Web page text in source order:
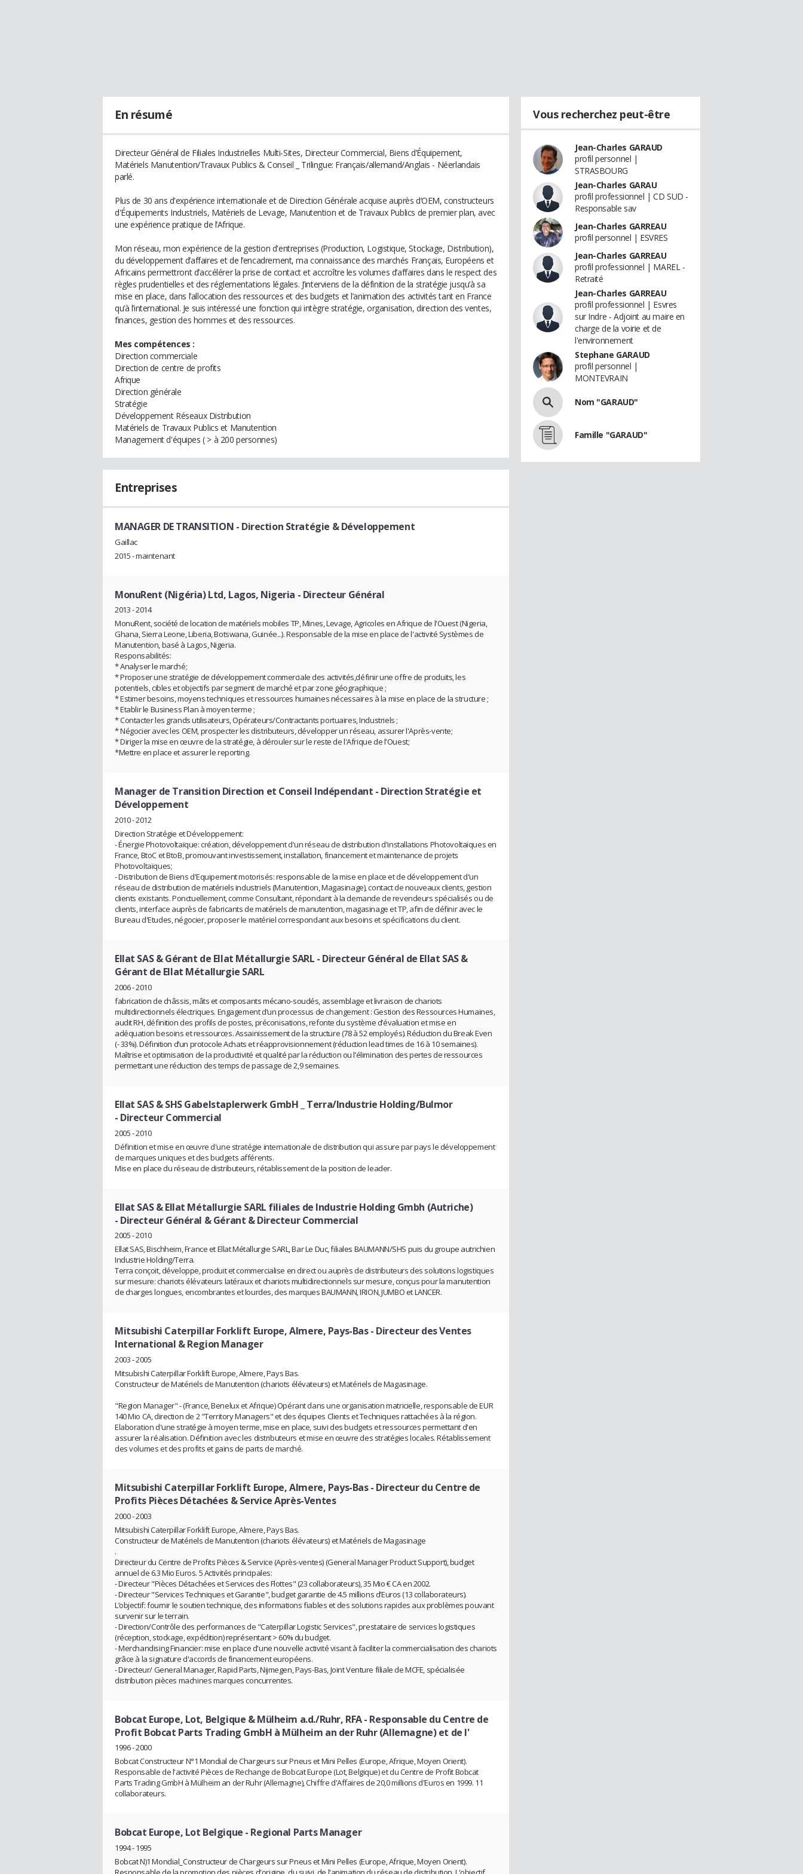
En résumé
Directeur Général de Filiales Industrielles Multi-Sites, Directeur Commercial, Biens d’Équipement,
Matériels Manutention/Travaux Publics & Conseil _ Trilingue: Français/allemand/Anglais - Néerlandais
parlé.
Plus de 30 ans d'expérience internationale et de Direction Générale acquise auprès d’OEM, constructeurs
d'Équipements Industriels, Matériels de Levage, Manutention et de Travaux Publics de premier plan, avec
une expérience pratique de l’Afrique.
Mon réseau, mon expérience de la gestion d'entreprises (Production, Logistique, Stockage, Distribution),
du développement d’affaires et de l’encadrement, ma connaissance des marchés Français, Européens et
Africains permettront d’accélérer la prise de contact et accroître les volumes d’affaires dans le respect des
règles prudentielles et des réglementations légales. J’interviens de la définition de la stratégie jusqu’à sa
mise en place, dans l’allocation des ressources et des budgets et l’animation des activités tant en France
qu’à l’international. Je suis intéressé une fonction qui intègre stratégie, organisation, direction des ventes,
finances, gestion des hommes et des ressources.
Mes compétences :
Direction commerciale
Direction de centre de profits
Afrique
Direction générale
Stratégie
Développement Réseaux Distribution
Matériels de Travaux Publics et Manutention
Management d'équipes ( > à 200 personnes)
Entreprises
MANAGER DE TRANSITION - Direction Stratégie & Développement
Gaillac
2015 - maintenant
MonuRent (Nigéria) Ltd, Lagos, Nigeria - Directeur Général
2013 - 2014
MonuRent, société de location de matériels mobiles TP, Mines, Levage, Agricoles en Afrique de l'Ouest (Nigeria,
Ghana, Sierra Leone, Liberia, Botswana, Guinée...). Responsable de la mise en place de l'activité Systèmes de
Manutention, basé à Lagos, Nigeria.
Responsabilités:
* Analyser le marché;
* Proposer une stratégie de développement commerciale des activités,définir une offre de produits, les
potentiels, cibles et objectifs par segment de marché et par zone géographique ;
* Estimer besoins, moyens techniques et ressources humaines nécessaires à la mise en place de la structure ;
* Etablir le Business Plan à moyen terme ;
* Contacter les grands utilisateurs, Opérateurs/Contractants portuaires, Industriels ;
* Négocier avec les OEM, prospecter les distributeurs, développer un réseau, assurer l'Après-vente;
* Diriger la mise en œuvre de la stratégie, à dérouler sur le reste de l'Afrique de l'Ouest;
*Mettre en place et assurer le reporting.
Manager de Transition Direction et Conseil Indépendant - Direction Stratégie et
Développement
2010 - 2012
Direction Stratégie et Développement:
- Énergie Photovoltaïque: création, développement d'un réseau de distribution d'installations Photovoltaïques en
France, BtoC et BtoB, promouvant investissement, installation, financement et maintenance de projets
Photovoltaïques;
- Distribution de Biens d'Equipement motorisés: responsable de la mise en place et de développement d'un
réseau de distribution de matériels industriels (Manutention, Magasinage), contact de nouveaux clients, gestion
clients existants. Ponctuellement, comme Consultant, répondant à la demande de revendeurs spécialisés ou de
clients, interface auprès de fabricants de matériels de manutention, magasinage et TP, afin de définir avec le
Bureau d'Etudes, négocier, proposer le matériel correspondant aux besoins et spécifications du client.
Ellat SAS & Gérant de Ellat Métallurgie SARL - Directeur Général de Ellat SAS &
Gérant de Ellat Métallurgie SARL
2006 - 2010
fabrication de châssis, mâts et composants mécano-soudés, assemblage et livraison de chariots
multidirectionnels électriques. Engagement d’un processus de changement : Gestion des Ressources Humaines,
audit RH, définition des profils de postes, préconisations, refonte du système d’évaluation et mise en
adéquation besoins et ressources. Assainissement de la structure (78 à 52 employés). Réduction du Break Even
(- 33%). Définition d’un protocole Achats et réapprovisionnement (réduction lead times de 16 à 10 semaines).
Maîtrise et optimisation de la productivité et qualité par la réduction ou l’élimination des pertes de ressources
permettant une réduction des temps de passage de 2,9 semaines.
Ellat SAS & SHS Gabelstaplerwerk GmbH _ Terra/Industrie Holding/Bulmor
- Directeur Commercial
2005 - 2010
Définition et mise en œuvre d'une stratégie internationale de distribution qui assure par pays le développement
de marques uniques et des budgets afférents.
Mise en place du réseau de distributeurs, rétablissement de la position de leader.
Ellat SAS & Ellat Métallurgie SARL filiales de Industrie Holding Gmbh (Autriche)
- Directeur Général & Gérant & Directeur Commercial
2005 - 2010
Ellat SAS, Bischheim, France et Ellat Métallurgie SARL, Bar Le Duc, filiales BAUMANN/SHS puis du groupe autrichien
Industrie Holding/Terra.
Terra conçoit, développe, produit et commercialise en direct ou auprès de distributeurs des solutions logistiques
sur mesure: chariots élévateurs latéraux et chariots multidirectionnels sur mesure, conçus pour la manutention
de charges longues, encombrantes et lourdes, des marques BAUMANN, IRION, JUMBO et LANCER.
Mitsubishi Caterpillar Forklift Europe, Almere, Pays-Bas- Directeur des Ventes
International & Region Manager
2003 - 2005
Mitsubishi Caterpillar Forklift Europe, Almere, Pays Bas.
Constructeur de Matériels de Manutention (chariots élévateurs) et Matériels de Magasinage.
"Region Manager" - (France, Benelux et Afrique) Opérant dans une organisation matricielle, responsable de EUR
140 Mio CA, direction de 2 "Territory Managers" et des équipes Clients et Techniques rattachées à la région.
Elaboration d'une stratégie à moyen terme, mise en place, suivi des budgets et ressources permettant d'en
assurer la réalisation. Définition avec les distributeurs et mise en œuvre des stratégies locales. Rétablissement
des volumes et des profits et gains de parts de marché.
Mitsubishi Caterpillar Forklift Europe, Almere, Pays-Bas- Directeur du Centre de
Profits Pièces Détachées & Service Après-Ventes
2000 - 2003
Mitsubishi Caterpillar Forklift Europe, Almere, Pays Bas.
Constructeur de Matériels de Manutention (chariots élévateurs) et Matériels de Magasinage
.
Directeur du Centre de Profits Pièces & Service (Après-ventes) (General Manager Product Support), budget
annuel de 6.3 Mio Euros. 5 Activités principales:
- Directeur "Pièces Détachées et Services des Flottes" (23 collaborateurs), 35 Mio € CA en 2002.
- Directeur "Services Techniques et Garantie", budget garantie de 4.5 millions d’Euros (13 collaborateurs).
L’objectif: fournir le soutien technique, des informations fiables et des solutions rapides aux problèmes pouvant
survenir sur le terrain.
- Direction/Contrôle des performances de "Caterpillar Logistic Services", prestataire de services logistiques
(réception, stockage, expédition) représentant > 60% du budget.
- Merchandising Financier: mise en place d'une nouvelle activité visant à faciliter la commercialisation des chariots
grâce à la signature d'accords de financement européens.
- Directeur/ General Manager, Rapid Parts, Nijmegen, Pays-Bas, Joint Venture filiale de MCFE, spécialisée
distribution pièces machines marques concurrentes.
Bobcat Europe, Lot, Belgique & Mülheim a.d./Ruhr, RFA- Responsable du Centre de
Profit Bobcat Parts Trading GmbH à Mülheim an der Ruhr (Allemagne) et de l'
1996 - 2000
Bobcat Constructeur N°1 Mondial de Chargeurs sur Pneus et Mini Pelles (Europe, Afrique, Moyen Orient).
Responsable de l'activité Pièces de Rechange de Bobcat Europe (Lot, Belgique) et du Centre de Profit Bobcat
Parts Trading GmbH à Mülheim an der Ruhr (Allemagne), Chiffre d'Affaires de 20,0 millions d'Euros en 1999. 11
collaborateurs.
Bobcat Europe, Lot Belgique - Regional Parts Manager
1994 - 1995
Bobcat N)1 Mondial_Constructeur de Chargeurs sur Pneus et Mini Pelles (Europe, Afrique, Moyen Orient).
Vous recherchez peut-être
Jean-Charles GARAUD
profil personnel |
STRASBOURG
Jean-Charles GARAU
profil professionnel | CD SUD -
Responsable sav
Jean-Charles GARREAU
profil personnel | ESVRES
Jean-Charles GARREAU
profil professionnel | MAREL -
Retraité
Jean-Charles GARREAU
profil professionnel | Esvres
sur Indre - Adjoint au maire en
charge de la voirie et de
l'environnement
Stephane GARAUD
profil personnel |
MONTEVRAIN
Nom "GARAUD"
Famille "GARAUD"